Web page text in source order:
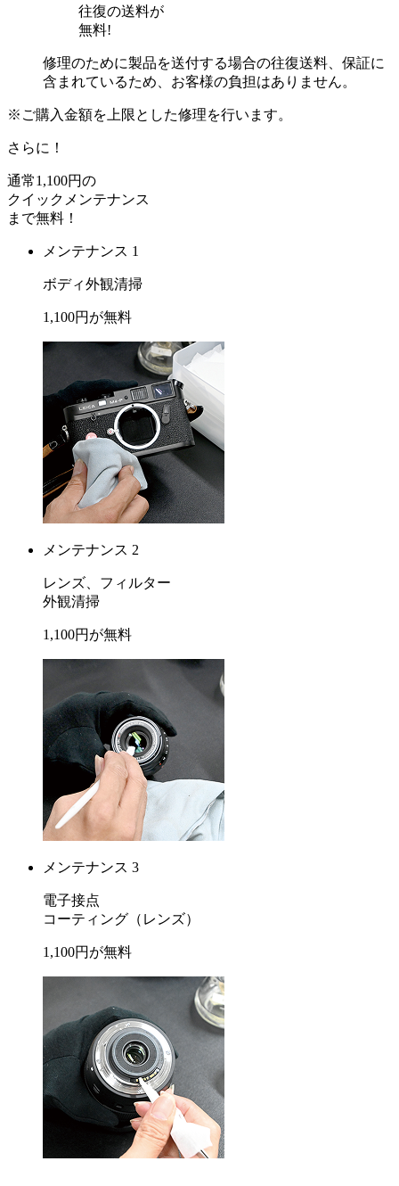
往復の送料が
無料!
修理のために製品を送付する場合の往復送料、保証に
含まれているため、お客様の負担はありません。
※ご購入金額を上限とした修理を行います。
さらに！
通常1,100円の
クイックメンテナンス
まで無料 ！
メンテナンス 1
ボディ外観清掃
1,100円が無料
メンテナンス 2
レンズ、フィルター
外観清掃
1,100円が無料
メンテナンス 3
電子接点
コーティング （レンズ）
1,100円が無料